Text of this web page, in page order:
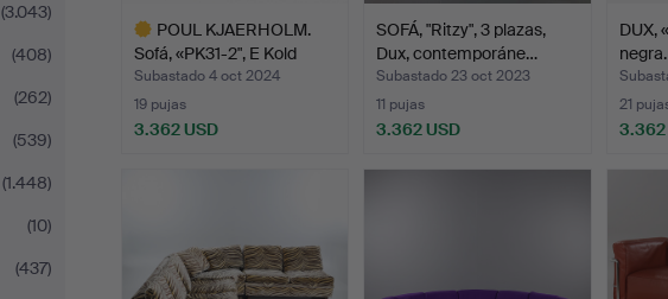
(3.043)
(408)
(262)
(539)
(1.448)
(10)
(437)
POUL KJAERHOLM.
Sofá, «PK31-2", E Kold
Chr…
Subastado 4 oct 2024
19 pujas
3.362 USD
SOFÁ, "Ritzy", 3 plazas,
Dux, contemporáne…
Subastado 23 oct 2023
11 pujas
3.362 USD
DUX,
negra.
21
3.362